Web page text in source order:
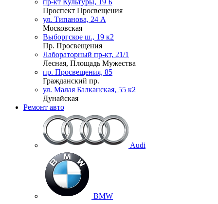
пр-кт Культуры, 19 Б
Проспект Просвещения
ул. Типанова, 24 А
Московская
Выборгское ш., 19 к2
Пр. Просвещения
Лабораторный пр-кт, 21/1
Лесная, Площадь Мужества
пр. Просвещения, 85
Гражданский пр.
ул. Малая Балканская, 55 к2
Дунайская
Ремонт авто
Audi
BMW